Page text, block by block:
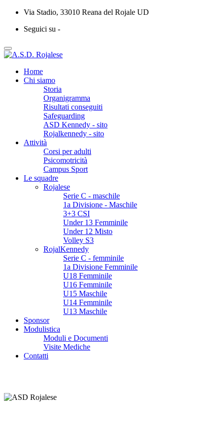
Via Stadio, 33010 Reana del Rojale UD
Seguici su -
Home
Chi siamo
Storia
Organigramma
Risultati conseguiti
Safeguarding
ASD Kennedy - sito
Rojalkennedy - sito
Attività
Corsi per adulti
Psicomotricità
Campus Sport
Le squadre
Rojalese
Serie C - maschile
1a Divisione - Maschile
3+3 CSI
Under 13 Femminile
Under 12 Misto
Volley S3
RojalKennedy
Serie C - femminile
1a Divisione Femminile
U18 Femminile
U16 Femminile
U15 Maschile
U14 Femminile
U13 Maschile
Sponsor
Modulistica
Moduli e Documenti
Visite Mediche
Contatti